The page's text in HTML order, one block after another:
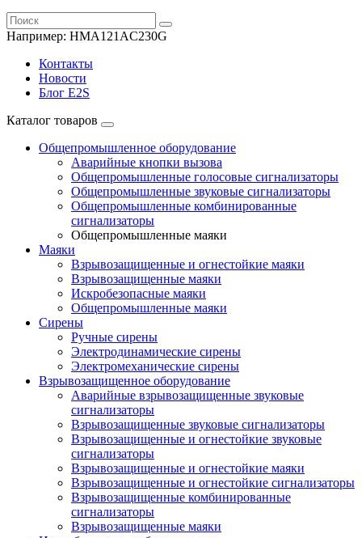
Например: HMA121AC230G
Контакты
Новости
Блог E2S
Каталог товаров
Общепромышленное оборудование
Аварийные кнопки вызова
Общепромышленные голосовые сигнализаторы
Общепромышленные звуковые сигнализаторы
Общепромышленные комбинированные
сигнализаторы
Общепромышленные маяки
Маяки
Взрывозащищенные и огнестойкие маяки
Взрывозащищенные маяки
Искробезопасные маяки
Общепромышленные маяки
Сирены
Ручные сирены
Электродинамические сирены
Электромеханические сирены
Взрывозащищенное оборудование
Аварийные взрывозащищенные звуковые
сигнализаторы
Взрывозащищенные звуковые сигнализаторы
Взрывозащищенные и огнестойкие звуковые
сигнализаторы
Взрывозащищенные и огнестойкие маяки
Взрывозащищенные и огнестойкие сигнализаторы
Взрывозащищенные комбинированные
сигнализаторы
Взрывозащищенные маяки